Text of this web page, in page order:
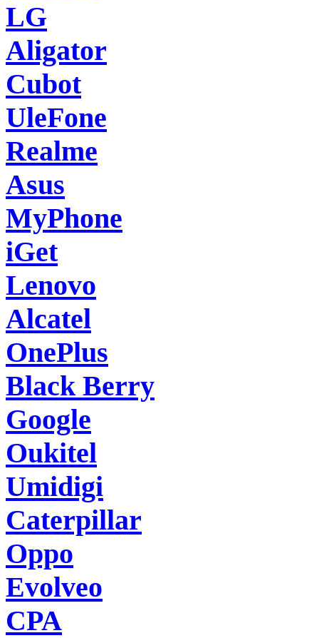
LG
Aligator
Cubot
UleFone
Realme
Asus
MyPhone
iGet
Lenovo
Alcatel
OnePlus
Black Berry
Google
Oukitel
Umidigi
Caterpillar
Oppo
Evolveo
CPA